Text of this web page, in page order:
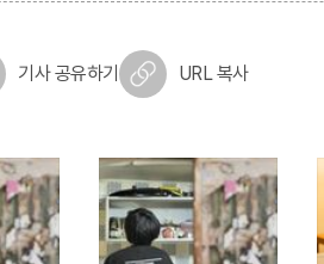
기사 공유하기 URL 복사